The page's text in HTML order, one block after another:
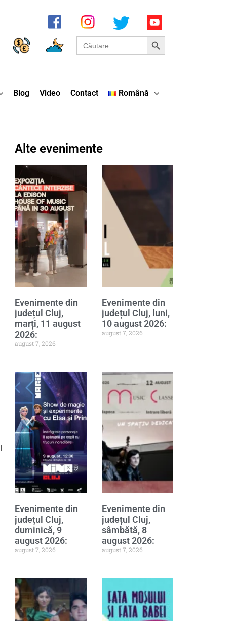
Search
for:
Search Button
Blog Video Contact Română
Alte evenimente
Evenimente din
județul Cluj,
marți, 11 august
2026:
august 7, 2026
Evenimente din
județul Cluj, luni,
10 august 2026:
august 7, 2026
Evenimente din
județul Cluj,
duminică, 9
august 2026:
august 7, 2026
Evenimente din
județul Cluj,
sâmbătă, 8
august 2026:
august 7, 2026